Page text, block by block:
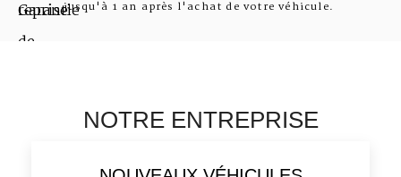
jusqu'à 1 an après l'achat de votre véhicule.
NOTRE ENTREPRISE